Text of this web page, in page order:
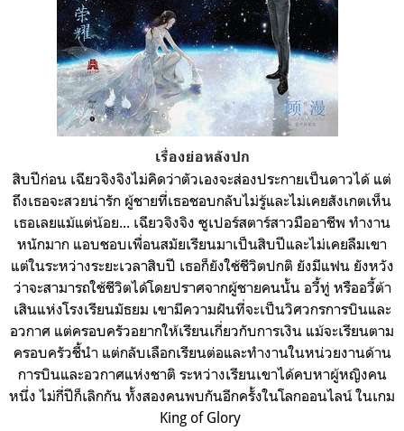
เรื่องย่อหลังปก
สิบปีก่อน เฉียวจิงจิงไม่คิดว่าตัวเองจะส่องประกายเป็นดาวได้ แต่
ถึงเธอจะสวยน่ารัก ผู้ชายที่เธอชอบกลับไม่รู้และไม่เคยสังเกตเห็น
เธอเลยแม้แต่น้อย... เฉียวจิงจิง ซูเปอร์สตาร์สาวมืออาชีพ ทำงาน
หนักมาก แอบชอบเพื่อนสมัยเรียนมาเป็นสิบปีและไม่เคยลืมเขา
แต่ในระหว่างระยะเวลาสิบปี เธอก็ยังใช้ชีวิตปกติ ยังมีแฟน ยังหวัง
ว่าจะสามารถใช้ชีวิตได้โดยปราศจากผู้ชายคนนั้น อวี้ทู่ หรืออวี้ต้า
เสินแห่งโรงเรียนมัธยม เขามีความฝันที่จะเป็นวิศวกรการบินและ
อวกาศ แต่ครอบครัวอยากให้เรียนเกี่ยวกับการเงิน แม้จะเรียนตาม
ครอบครัวชี้นำ แต่กลับเลือกเรียนต่อและทำงานในหน่วยงานด้าน
การบินและอวกาศแห่งชาติ ระหว่างเรียนเขาได้คบหาผู้หญิงคน
หนึ่ง ไม่กี่ปีก็เลิกกัน ทั้งสองคนพบกันอีกครั้งในโลกออนไลน์ ในเกม
King of Glory